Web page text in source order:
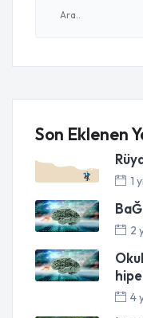
Son Eklenen
1
2
4